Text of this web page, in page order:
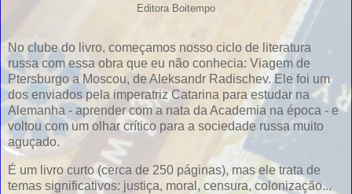
Editora Boitempo
No clube do livro, começamos nosso ciclo de literatura
russa com essa obra que eu não conhecia: Viagem de
Ptersburgo a Moscou, de Aleksandr Radischev. Ele foi um
dos enviados pela imperatriz Catarina para estudar na
Alemanha - aprender com a nata da Academia na época - e
voltou com um olhar crítico para a sociedade russa muito
aguçado.
É um livro curto (cerca de 250 páginas), mas ele trata de
temas significativos: justiça, moral, censura, colonização...